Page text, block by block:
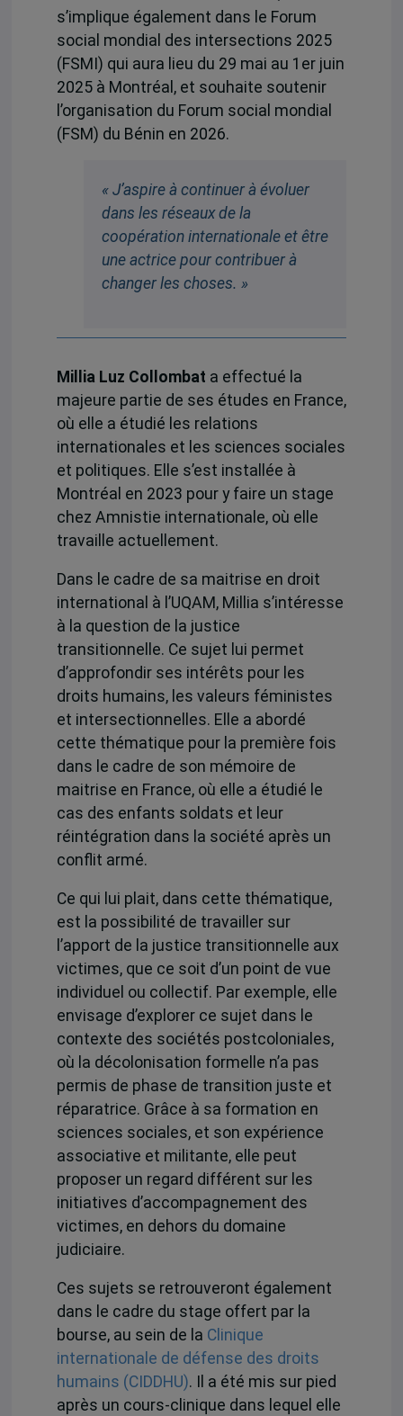
s’implique également dans le Forum
social mondial des intersections 2025
(FSMI) qui aura lieu du 29 mai au 1er juin
2025 à Montréal, et souhaite soutenir
l’organisation du Forum social mondial
(FSM) du Bénin en 2026.
« J’aspire à continuer à évoluer
dans les réseaux de la
coopération internationale et être
une actrice pour contribuer à
changer les choses. »
Millia Luz Collombat a effectué la
majeure partie de ses études en France,
où elle a étudié les relations
internationales et les sciences sociales
et politiques. Elle s’est installée à
Montréal en 2023 pour y faire un stage
chez Amnistie internationale, où elle
travaille actuellement.
Dans le cadre de sa maitrise en droit
international à l’UQAM, Millia s’intéresse
à la question de la justice
transitionnelle. Ce sujet lui permet
d’approfondir ses intérêts pour les
droits humains, les valeurs féministes
et intersectionnelles. Elle a abordé
cette thématique pour la première fois
dans le cadre de son mémoire de
maitrise en France, où elle a étudié le
cas des enfants soldats et leur
réintégration dans la société après un
conflit armé.
Ce qui lui plait, dans cette thématique,
est la possibilité de travailler sur
l’apport de la justice transitionnelle aux
victimes, que ce soit d’un point de vue
individuel ou collectif. Par exemple, elle
envisage d’explorer ce sujet dans le
contexte des sociétés postcoloniales,
où la décolonisation formelle n’a pas
permis de phase de transition juste et
réparatrice. Grâce à sa formation en
sciences sociales, et son expérience
associative et militante, elle peut
proposer un regard différent sur les
initiatives d’accompagnement des
victimes, en dehors du domaine
judiciaire.
Ces sujets se retrouveront également
dans le cadre du stage offert par la
bourse, au sein de la Clinique
internationale de défense des droits
humains (CIDDHU). Il a été mis sur pied
après un cours-clinique dans lequel elle